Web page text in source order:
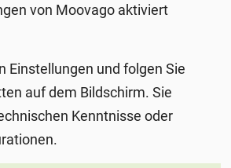
von Moovago aktiviert
Einstellungen und folgen Sie
auf dem Bildschirm.Sie
Kenntnisse oder